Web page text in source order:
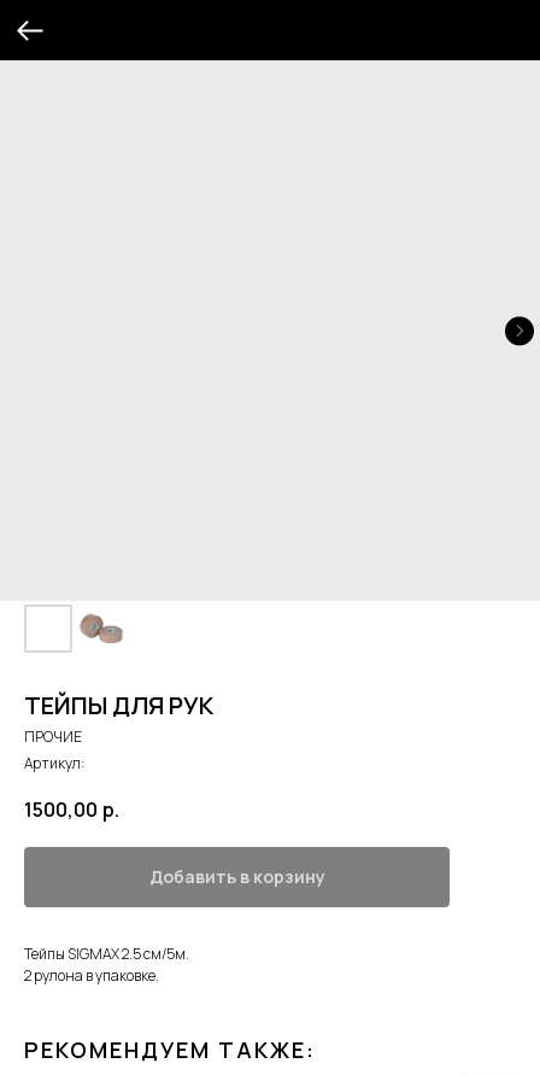
ТЕЙПЫ ДЛЯ РУК
ПРОЧИЕ
Артикул:
1500,00 р.
Добавить в корзину
Тейпы SIGMAX 2.5 см/5м.
2 рулона в упаковке.
РЕКОМЕНДУЕМ ТАКЖЕ: